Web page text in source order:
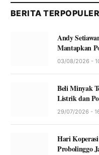
BERITA TERPOPULER
Andy
Mantapkan
03/08/2026 -
Beli Minyak
Listrik dan
29/07/2026 -
Hari
Probolinggo